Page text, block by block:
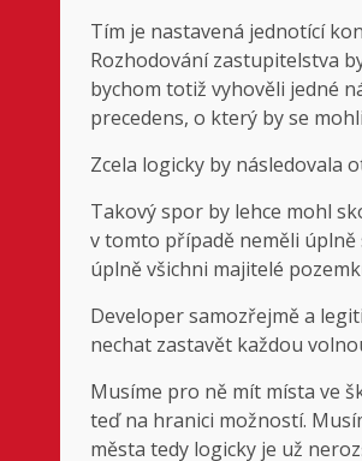
Tím je nastavená jednotící
Rozhodování zastupitelstva
bychom totiž vyhověli jedné
precedens, o který by se
Zcela logicky by následovala
Takový spor by lehce mohl
v tomto případě neměli úplně
úplně všichni majitelé
Developer samozřejmě a
nechat zastavět každou
Musíme pro ně mít místa ve
teď na hranici možností.
města tedy logicky je už